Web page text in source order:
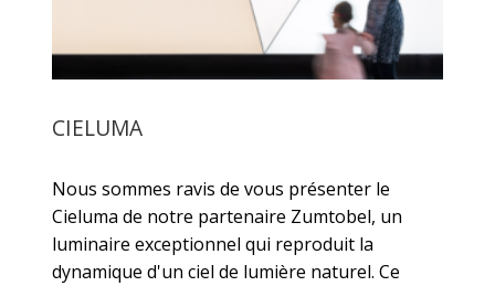
CIELUMA
Nous sommes ravis de vous présenter le
Cieluma de notre partenaire Zumtobel, un
luminaire exceptionnel qui reproduit la
dynamique d'un ciel de lumière naturel. Ce